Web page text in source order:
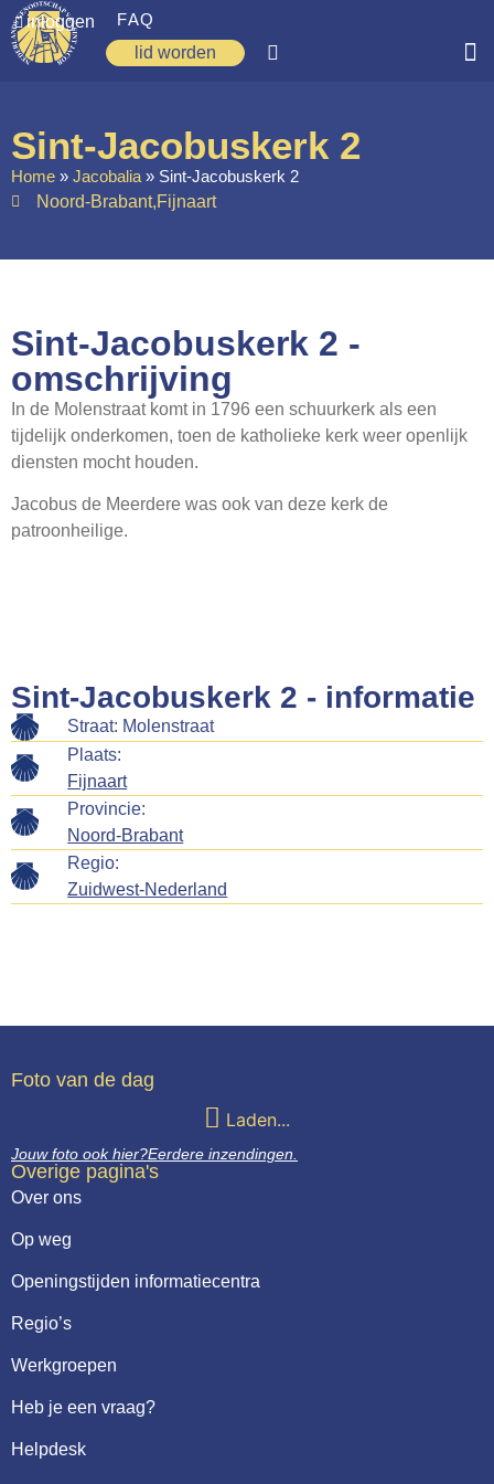
inloggen
FAQ
lid worden
Zoeken
Over ons
Ervaringen
Regio’s
Nieuws
Agenda
Webshop
Sint-Jacobuskerk 2
Home » Jacobalia » Sint-Jacobuskerk 2
Noord-Brabant,Fijnaart
Sint-Jacobuskerk 2 -
omschrijving
In de Molenstraat komt in 1796 een schuurkerk als een
tijdelijk onderkomen, toen de katholieke kerk weer openlijk
diensten mocht houden.
Jacobus de Meerdere was ook van deze kerk de
patroonheilige.
Sint-Jacobuskerk 2 - informatie
Straat: Molenstraat
Plaats:
Fijnaart
Provincie:
Noord-Brabant
Regio:
Zuidwest-Nederland
Foto van de dag
Laden...
Jouw foto ook hier?Eerdere inzendingen.
Overige pagina's
Over ons
Op weg
Openingstijden informatiecentra
Regio’s
Werkgroepen
Heb je een vraag?
Helpdesk